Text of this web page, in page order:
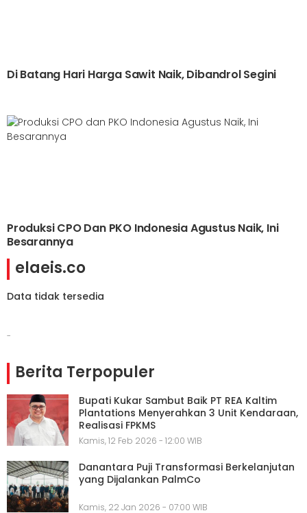
Di Batang Hari Harga Sawit Naik, Dibandrol Segini
Produksi CPO Dan PKO Indonesia Agustus Naik, Ini
Besarannya
elaeis.co
Data tidak tersedia
-
Berita Terpopuler
Bupati Kukar Sambut Baik PT REA Kaltim
Plantations Menyerahkan 3 Unit Kendaraan,
Realisasi FPKMS
Kamis, 12 Feb 2026 - 12:00 WIB
Danantara Puji Transformasi Berkelanjutan
yang Dijalankan PalmCo
Kamis, 22 Jan 2026 - 07:00 WIB